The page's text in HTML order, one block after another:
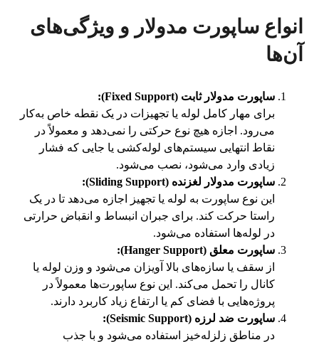
انواع ساپورت مدولار و ویژگی‌های
آن‌ها
ساپورت مدولار ثابت (Fixed Support):
برای مهار کامل لوله یا تجهیزات در یک نقطه خاص به‌کار
می‌رود. اجازه هیچ نوع حرکتی را نمی‌دهد و معمولاً در
نقاط انتهایی سیستم‌های لوله‌کشی یا جایی که فشار
زیادی وارد می‌شود، نصب می‌شود.
ساپورت مدولار لغزنده (Sliding Support):
این نوع ساپورت به لوله یا تجهیز اجازه می‌دهد تا در یک
راستا حرکت کند. برای جبران انبساط و انقباض حرارتی
در لوله‌ها استفاده می‌شود.
ساپورت معلق (Hanger Support):
از سقف یا سازه‌های بالا آویزان می‌شود و وزن لوله یا
کانال را تحمل می‌کند. این نوع ساپورت‌ها معمولاً در
پروژه‌هایی با فضای کم یا ارتفاع زیاد کاربرد دارند.
ساپورت ضد لرزه (Seismic Support):
در مناطق زلزله‌خیز استفاده می‌شود و با جذب